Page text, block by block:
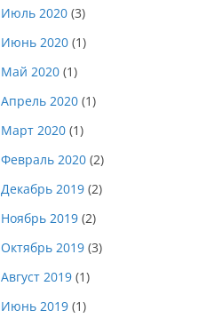
Июль 2020 (3)
Июнь 2020 (1)
Май 2020 (1)
Апрель 2020 (1)
Март 2020 (1)
Февраль 2020 (2)
Декабрь 2019 (2)
Ноябрь 2019 (2)
Октябрь 2019 (3)
Август 2019 (1)
Июнь 2019 (1)